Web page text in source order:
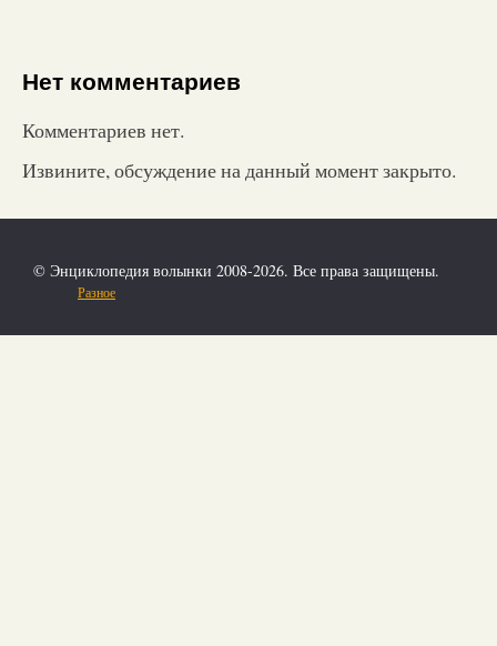
Нет комментариев
Комментариев нет.
Извините, обсуждение на данный момент закрыто.
© Энциклопедия волынки 2008-2026. Все права защищены.
Разное